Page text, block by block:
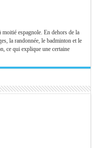
espagnole. En dehors de la
la randonnée, le badminton et le
ce qui explique une certaine